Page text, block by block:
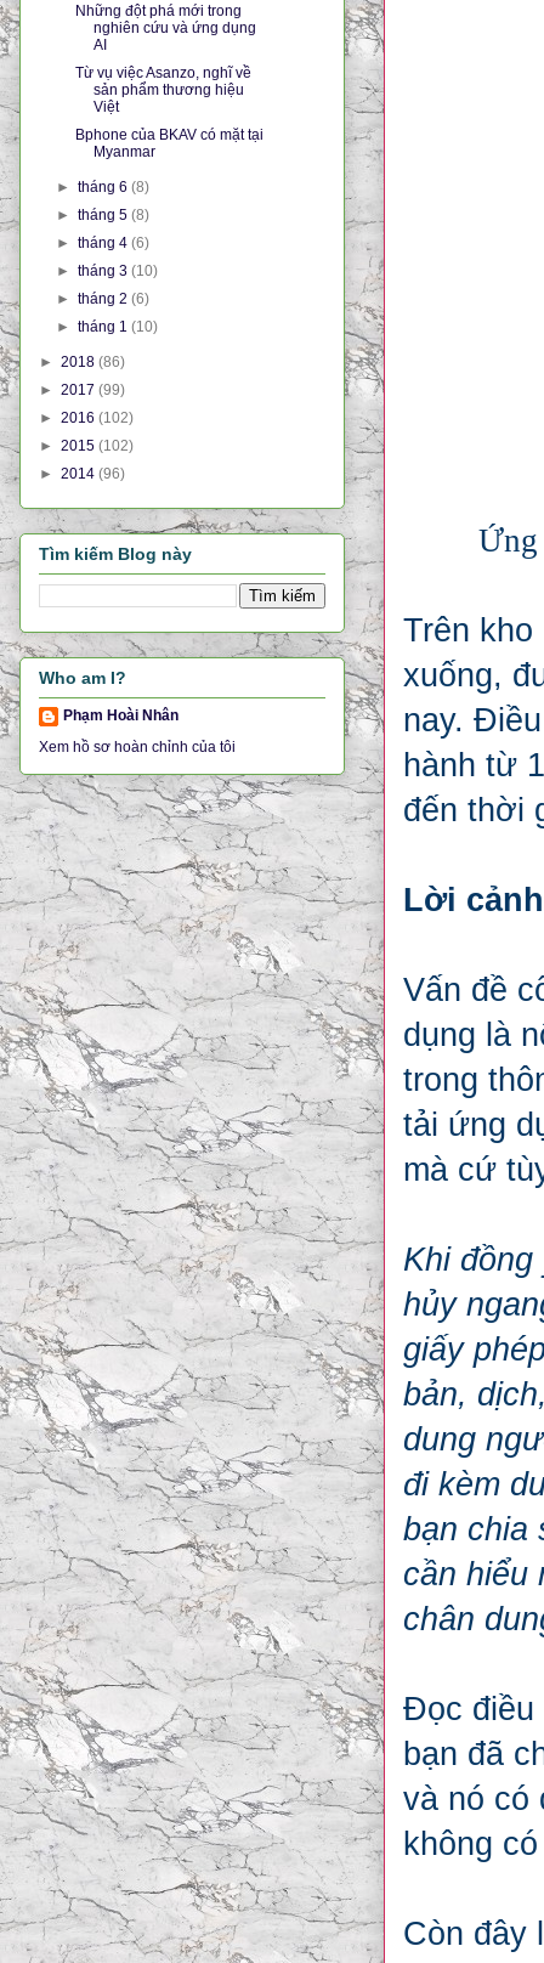
Ứng
Trên
xuống,
nay.
hành từ
đến thời
Lời
Vấn đề
dụng là
trong
tải ứng
mà cứ
Khi
hủy
giấy
bản,
dung
đi kèm
bạn chia
cần hiểu
chân
Đọc điều
bạn đã
và nó có
không
Còn đây
Những đột phá mới trong
nghiên cứu và ứng dụng
AI
Từ vụ việc Asanzo, nghĩ về
sản phẩm thương hiệu
Việt
Bphone của BKAV có mặt tại
Myanmar
►tháng 6(8)
►tháng 5(8)
►tháng 4(6)
►tháng 3(10)
►tháng 2(6)
►tháng 1(10)
► 2018 (86)
► 2017 (99)
► 2016 (102)
► 2015 (102)
► 2014 (96)
Tìm kiếm Blog này
Who am I?
Phạm Hoài Nhân
Xem hồ sơ hoàn chỉnh của tôi